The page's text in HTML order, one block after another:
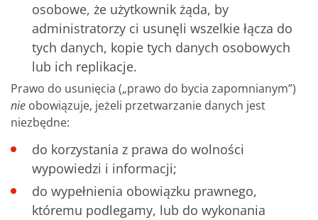
osobowe, że użytkownik żąda, by
administratorzy ci usunęli wszelkie łącza do
tych danych, kopie tych danych osobowych
lub ich replikacje.
Prawo do usunięcia („prawo do bycia zapomnianym”)
nie obowiązuje, jeżeli przetwarzanie danych jest
niezbędne:
do korzystania z prawa do wolności
wypowiedzi i informacji;
do wypełnienia obowiązku prawnego,
któremu podlegamy, lub do wykonania